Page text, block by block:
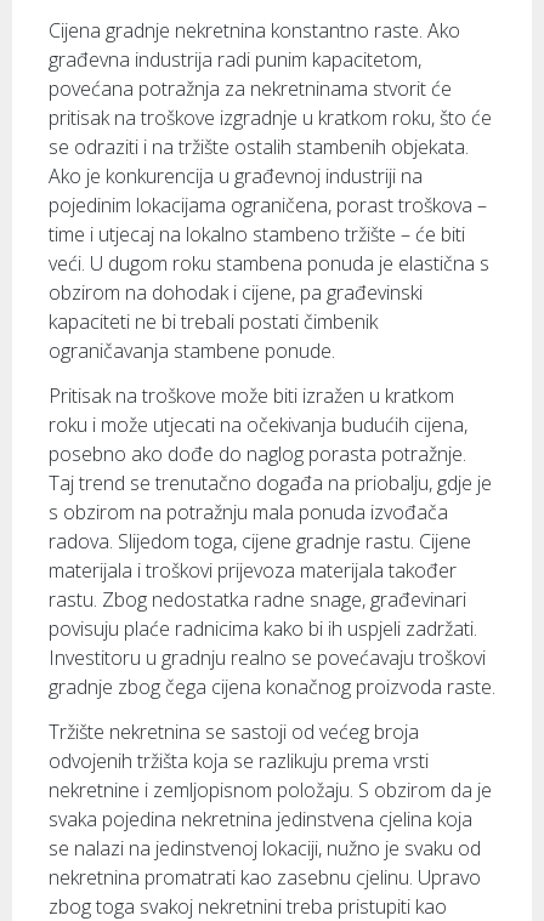
Cijena gradnje nekretnina konstantno raste. Ako
građevna industrija radi punim kapacitetom,
povećana potražnja za nekretninama stvorit će
pritisak na troškove izgradnje u kratkom roku, što će
se odraziti i na tržište ostalih stambenih objekata.
Ako je konkurencija u građevnoj industriji na
pojedinim lokacijama ograničena, porast troškova –
time i utjecaj na lokalno stambeno tržište – će biti
veći. U dugom roku stambena ponuda je elastična s
obzirom na dohodak i cijene, pa građevinski
kapaciteti ne bi trebali postati čimbenik
ograničavanja stambene ponude.
Pritisak na troškove može biti izražen u kratkom
roku i može utjecati na očekivanja budućih cijena,
posebno ako dođe do naglog porasta potražnje.
Taj trend se trenutačno događa na priobalju, gdje je
s obzirom na potražnju mala ponuda izvođača
radova. Slijedom toga, cijene gradnje rastu. Cijene
materijala i troškovi prijevoza materijala također
rastu. Zbog nedostatka radne snage, građevinari
povisuju plaće radnicima kako bi ih uspjeli zadržati.
Investitoru u gradnju realno se povećavaju troškovi
gradnje zbog čega cijena konačnog proizvoda raste.
Tržište nekretnina se sastoji od većeg broja
odvojenih tržišta koja se razlikuju prema vrsti
nekretnine i zemljopisnom položaju. S obzirom da je
svaka pojedina nekretnina jedinstvena cjelina koja
se nalazi na jedinstvenoj lokaciji, nužno je svaku od
nekretnina promatrati kao zasebnu cjelinu. Upravo
zbog toga svakoj nekretnini treba pristupiti kao